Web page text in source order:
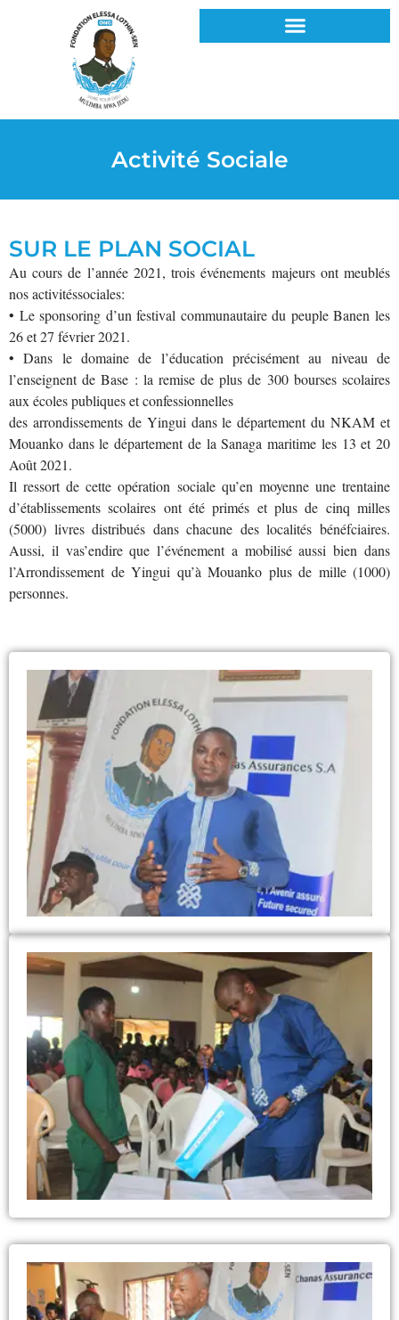
Activité Sociale
SUR LE PLAN SOCIAL
Au cours de l’année 2021, trois événements majeurs ont meublés
nos activitéssociales:
• Le sponsoring d’un festival communautaire du peuple Banen les
26 et 27 février 2021.
• Dans le domaine de l’éducation précisément au niveau de
l’enseignent de Base : la remise de plus de 300 bourses scolaires
aux écoles publiques et confessionnelles
des arrondissements de Yingui dans le département du NKAM et
Mouanko dans le département de la Sanaga maritime les 13 et 20
Août 2021.
Il ressort de cette opération sociale qu’en moyenne une trentaine
d’établissements scolaires ont été primés et plus de cinq milles
(5000) livres distribués dans chacune des localités bénéfciaires.
Aussi, il vas’endire que l’événement a mobilisé aussi bien dans
l’Arrondissement de Yingui qu’à Mouanko plus de mille (1000)
personnes.